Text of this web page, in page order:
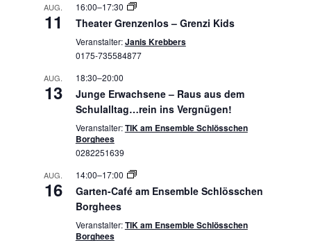
AUG.
11
16:00–17:30
Theater Grenzenlos – Grenzi Kids
Veranstalter:Janis Krebbers
0175-735584877
AUG.
13
18:30–20:00
Junge Erwachsene – Raus aus dem
Schulalltag…rein ins Vergnügen!
Veranstalter:TIK am Ensemble Schlösschen
Borghees
0282251639
AUG.
16
14:00–17:00
Garten-Café am Ensemble Schlösschen
Borghees
Veranstalter:TIK am Ensemble Schlösschen
Borghees